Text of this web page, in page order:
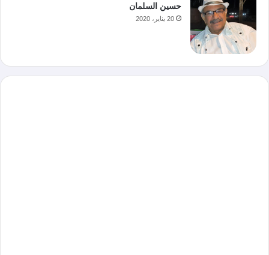
حسين السلمان
20 يناير، 2020